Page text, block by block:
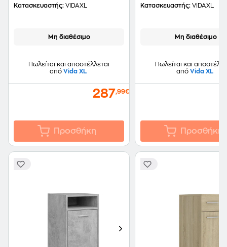
82.5x30.5x150 cm -
Κατασκευαστής: VIDAXL
Μη διαθέσιμο
Πωλείται και αποστέλλεται
από Vida XL
287,99€
Προσθήκη
82.5x30.5x150 cm -
Κατασκευαστής: VIDAXL
Μη διαθέσιμο
Πωλείται και
από Vida XL
Προσθήκη